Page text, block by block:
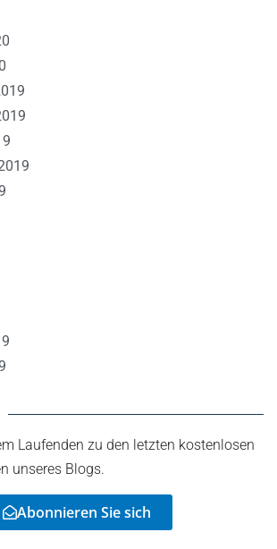
Laufenden zu den letzten kostenlosen
unseres Blogs.
Abonnieren Sie sich